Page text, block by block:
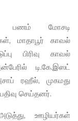
பணம் மோசடி
மாதாபூர் காவல்
பிரிவு காவல்
டி.கே.இஸட்
ரஹீல், முகமது
செய்தனர்.
ஊழியர்கள்